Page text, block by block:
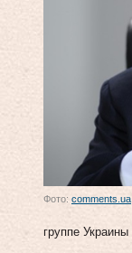
Фото: comments.ua
группе